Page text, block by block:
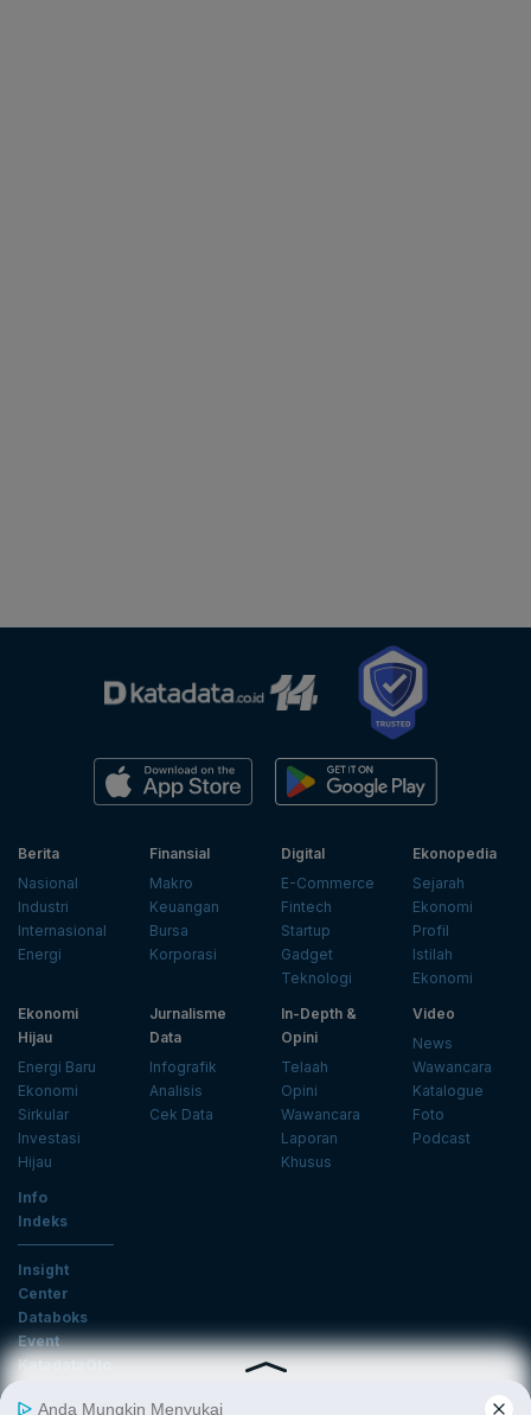
Berita
Nasional
Industri
Internasional
Energi
Finansial
Makro
Keuangan
Bursa
Korporasi
Digital
E-Commerce
Fintech
Startup
Gadget
Teknologi
Ekonopedia
Sejarah
Ekonomi
Profil
Istilah
Ekonomi
Ekonomi
Hijau
Energi Baru
Ekonomi
Sirkular
Investasi
Hijau
Jurnalisme
Data
Infografik
Analisis
Cek Data
In-Depth &
Opini
Telaah
Opini
Wawancara
Laporan
Khusus
Video
News
Wawancara
Katalogue
Foto
Podcast
Info
Indeks
Insight
Center
Databoks
Event
KatadataOto